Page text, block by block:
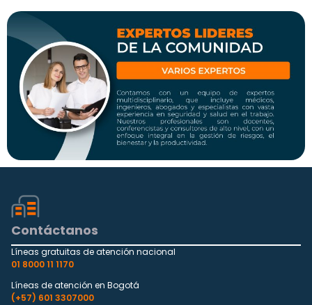
Contáctanos
Líneas gratuitas de atención nacional
01 8000 11 1170
Líneas de atención en Bogotá
(+57) 601 3307000